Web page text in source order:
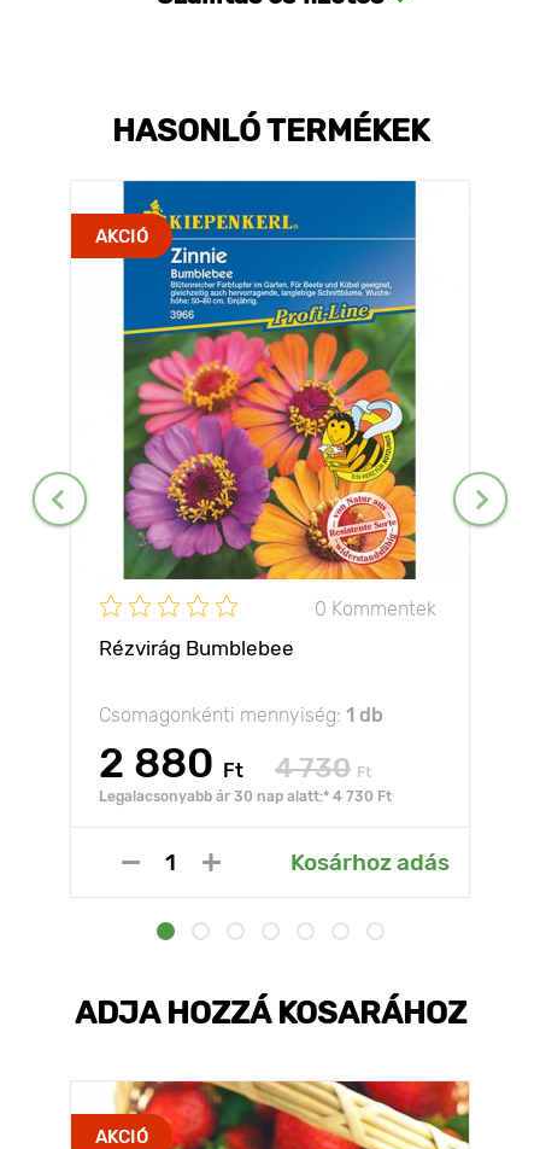
HASONLÓ TERMÉKEK
AKCIÓ
0 Kommentek
Rézvirág Bumblebee
Csomagonkénti mennyiség: 1 db
2 880 Ft 4 730 Ft
Legalacsonyabb ár 30 nap alatt:* 4 730 Ft
Kosárhoz adás
ADJA HOZZÁ KOSARÁHOZ
AKCIÓ